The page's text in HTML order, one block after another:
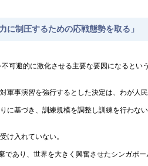
制圧するための応戦態勢を取る」
避的に激化させる主要な要因になると
事演習を強行するとした決定は、わが
基づき、訓練規模を調整し訓練を行わ
け入れていない。
あり、世界を大きく興奮させたシンガポ